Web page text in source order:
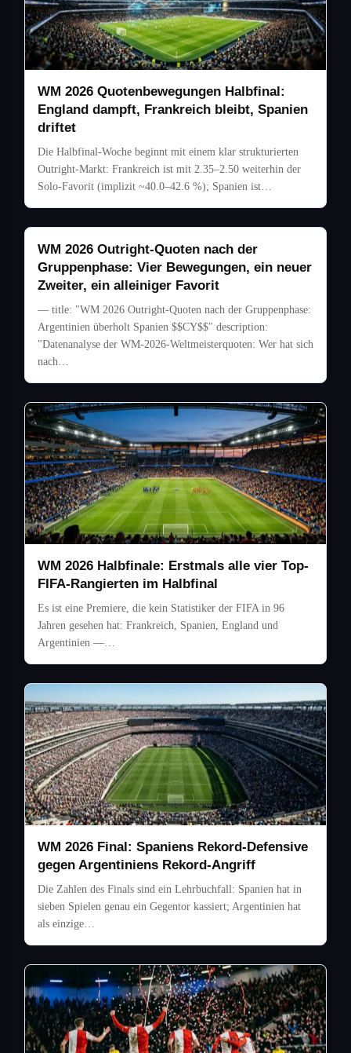
WM 2026 Quotenbewegungen Halbfinal:
England dampft, Frankreich bleibt, Spanien
driftet
Die Halbfinal-Woche beginnt mit einem klar strukturierten
Outright-Markt: Frankreich ist mit 2.35–2.50 weiterhin der
Solo-Favorit (implizit ~40.0–42.6 %); Spanien ist…
WM 2026 Outright-Quoten nach der
Gruppenphase: Vier Bewegungen, ein neuer
Zweiter, ein alleiniger Favorit
— title: "WM 2026 Outright-Quoten nach der Gruppenphase:
Argentinien überholt Spanien $$CY$$" description:
"Datenanalyse der WM-2026-Weltmeisterquoten: Wer hat sich
nach…
WM 2026 Halbfinale: Erstmals alle vier Top-
FIFA-Rangierten im Halbfinal
Es ist eine Premiere, die kein Statistiker der FIFA in 96
Jahren gesehen hat: Frankreich, Spanien, England und
Argentinien —…
WM 2026 Final: Spaniens Rekord-Defensive
gegen Argentiniens Rekord-Angriff
Die Zahlen des Finals sind ein Lehrbuchfall: Spanien hat in
sieben Spielen genau ein Gegentor kassiert; Argentinien hat
als einzige…